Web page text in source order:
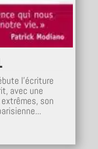
l’écriture
avec une
son